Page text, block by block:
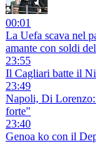
00:01
La Uefa scava nel
amante con soldi
23:55
Il Cagliari batte il
23:49
Napoli, Di Lorenzo:
forte"
23:40
Genoa ko con il